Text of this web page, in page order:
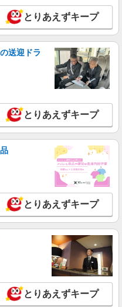
とりあえずキープ
送迎ドラ
とりあえずキープ
とりあえずキープ
とりあえずキープ